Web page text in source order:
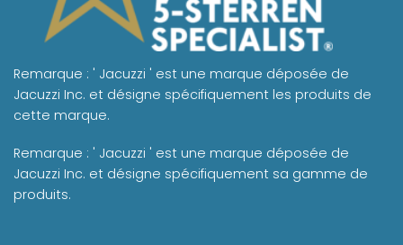
Remarque : ' Jacuzzi ' est une marque déposée de
Jacuzzi Inc. et désigne spécifiquement les produits de
cette marque.
Remarque : ' Jacuzzi ' est une marque déposée de
Jacuzzi Inc. et désigne spécifiquement sa gamme de
produits.